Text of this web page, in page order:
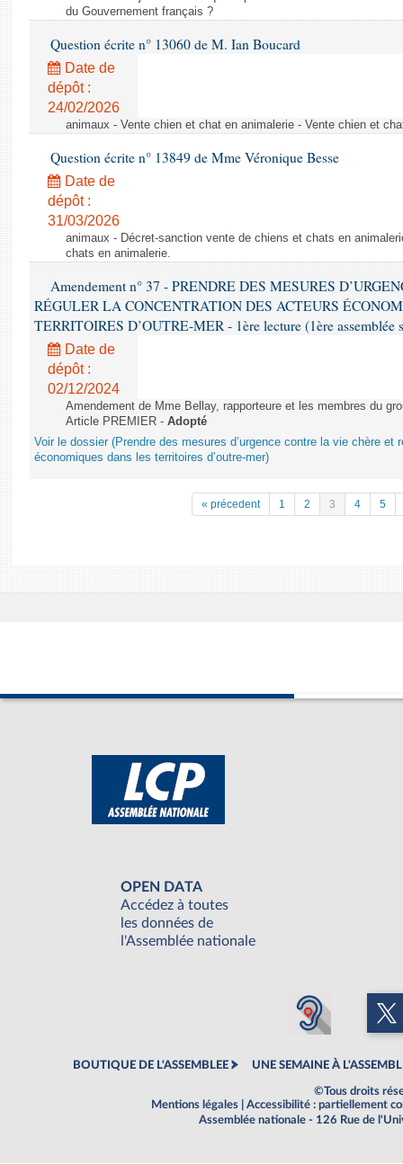
du Gouvernement français ?
Question écrite n° 13060 de M. Ian Boucard
Date de
dépôt :
24/02/2026
animaux - Vente chien et chat en animalerie - Vente chien et
Question écrite n° 13849 de Mme Véronique Besse
Date de
dépôt :
31/03/2026
animaux - Décret-sanction vente de chiens et chats en
chats en animalerie.
Amendement n° 37 - PRENDRE DES MESURES
RÉGULER LA CONCENTRATION DES ACTEURS
TERRITOIRES D’OUTRE-MER - 1ère lecture (1ère assemblée
Date de
dépôt :
02/12/2024
Amendement de Mme Bellay, rapporteure et les membres du
Article PREMIER - Adopté
Voir le dossier (Prendre des mesures d’urgence contre la vie chère et
économiques dans les territoires d’outre-mer)
« précedent 1 2 3 4 5
OPEN DATA
Accédez à toutes
les données de
l'Assemblée nationale
BOUTIQUE DE L'ASSEMBLEE UNE SEMAINE À
©Tous droits
Mentions légales
Accessibilité : partiellement
Assemblée nationale - 126 Rue de